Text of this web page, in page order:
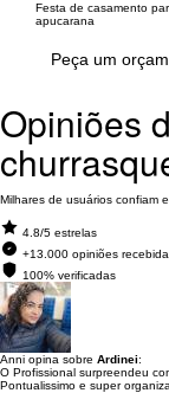
Festa de casamento
apucarana
Peça um
Opiniões
Milhares de usuários confiam
4.8/5 estrelas
+13.000 opiniões
100% verificadas
Anni opina sobre Ardinei:
O Profissional surpreendeu
Pontualissimo e super